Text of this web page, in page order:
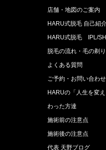
店舗・地図のご案内
HARU式脱毛 自己紹
HARU式脱毛 IPL/
脱毛の流れ・毛の剃
よくある質問
ご予約・お問い合わせ
HARUの「人生を変
わった方達
施術前の注意点
施術後の注意点
代表 天野ブログ